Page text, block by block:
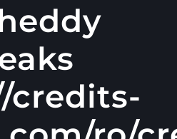
credits-